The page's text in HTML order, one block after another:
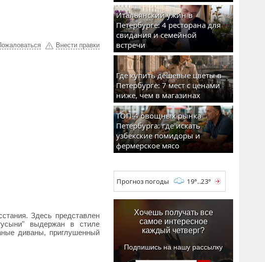
Внести правки
Здесь представлен
выдержан в стиле
диваны, приглушенный
Итальянский ужин в
Петербурге: 4 ресторана для
свидания и семейной
встречи
Где купить дешевые цветы в
Петербурге: 7 мест с ценами
ниже, чем в магазинах
ТОП-4 овощных рынка
Петербурга: где искать
узбекские помидоры и
фермерское мясо
Прогноз погоды 19°..23°
Хочешь получать все
самое интересное
каждый четверг?
Подпишись на нашу рассылку